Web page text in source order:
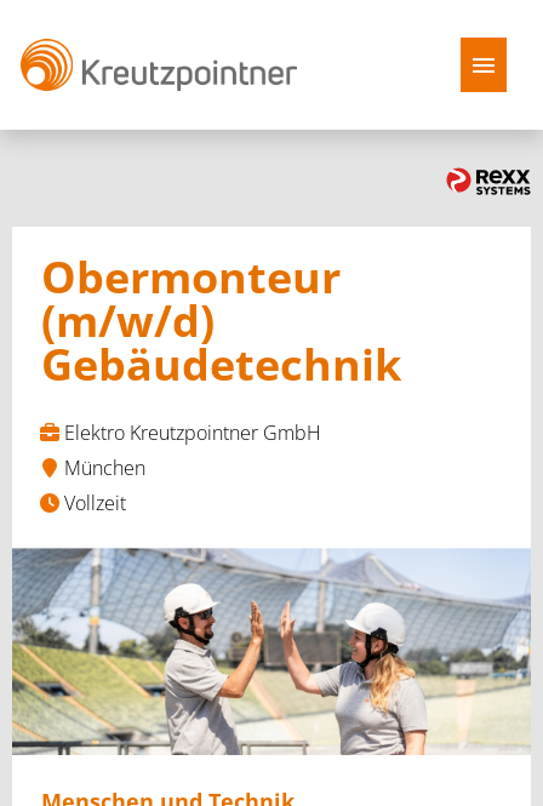
Benefits
Kreutzpointner als Arbeitgeber
FAQ
Obermonteur
(m/w/d)
Gebäudetechnik
Elektro Kreutzpointner GmbH
München
Vollzeit